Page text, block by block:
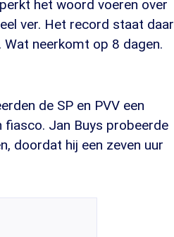
het woord voeren over
ver. Het record staat daar
neerkomt op 8 dagen.
de SP en PVV een
Jan Buys probeerde
doordat hij een zeven uur